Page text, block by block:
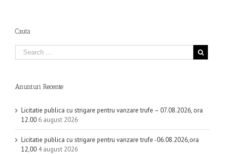
Cauta
Anunturi Recente
Licitatie publica cu strigare pentru vanzare trufe – 07.08.2026, ora
12.00 6 august 2026
Licitatie publica cu strigare pentru vanzare trufe -06.08.2026,ora
12,00 4 august 2026